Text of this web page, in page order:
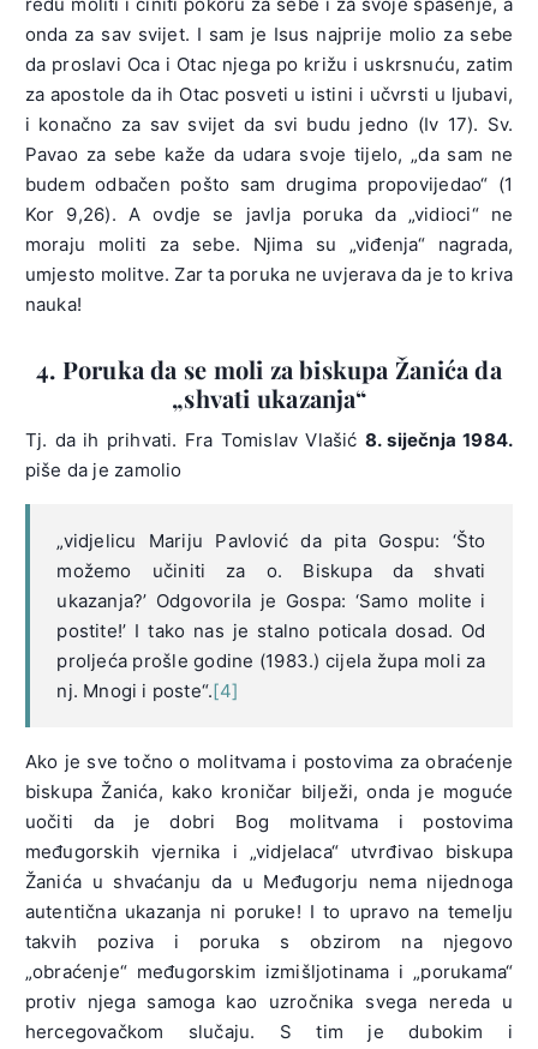
onda za sav svijet. I sam je Isus najprije molio za sebe
da proslavi Oca i Otac njega po križu i uskrsnuću, zatim
za apostole da ih Otac posveti u istini i učvrsti u ljubavi,
i konačno za sav svijet da svi budu jedno (Iv 17). Sv.
Pavao za sebe kaže da udara svoje tijelo, „da sam ne
budem odbačen pošto sam drugima propovijedao“ (1
Kor 9,26). A ovdje se javlja poruka da „vidioci“ ne
moraju moliti za sebe. Njima su „viđenja“ nagrada,
umjesto molitve. Zar ta poruka ne uvjerava da je to kriva
nauka!
4. Poruka da se moli za biskupa Žanića da
„shvati ukazanja“
Tj. da ih prihvati. Fra Tomislav Vlašić 8. siječnja 1984.
piše da je zamolio
„vidjelicu Mariju Pavlović da pita Gospu: ‘Što
možemo učiniti za o. Biskupa da shvati
ukazanja?’ Odgovorila je Gospa: ‘Samo molite i
postite!’ I tako nas je stalno poticala dosad. Od
proljeća prošle godine (1983.) cijela župa moli za
nj. Mnogi i poste“.[4]
Ako je sve točno o molitvama i postovima za obraćenje
biskupa Žanića, kako kroničar bilježi, onda je moguće
uočiti da je dobri Bog molitvama i postovima
međugorskih vjernika i „vidjelaca“ utvrđivao biskupa
Žanića u shvaćanju da u Međugorju nema nijednoga
autentična ukazanja ni poruke! I to upravo na temelju
takvih poziva i poruka s obzirom na njegovo
„obraćenje“ međugorskim izmišljotinama i „porukama“
protiv njega samoga kao uzročnika svega nereda u
hercegovačkom slučaju. S tim je dubokim i